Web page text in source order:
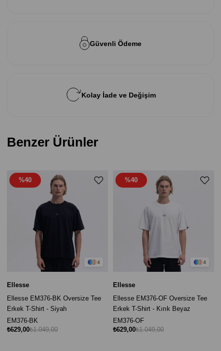
Güvenli Ödeme
Kolay İade ve Değişim
Benzer Ürünler
4
Ellesse
Ellesse EM376-BK Oversize Tee
Erkek T-Shirt - Siyah
EM376-BK
₺629,00₺1.049,00
%40
4
Ellesse
Ellesse EM376-OF Oversize Tee
Erkek T-Shirt - Kırık Beyaz
EM376-OF
₺629,00₺1.049,00
%40